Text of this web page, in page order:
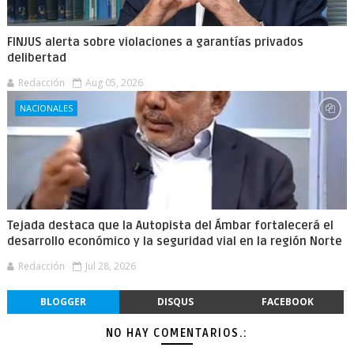
FINJUS alerta sobre violaciones a garantías privados
delibertad
Redacción Aug 05, 2026
NACIONALES
Tejada destaca que la Autopista del Ámbar fortalecerá el
desarrollo económico y la seguridad vial en la región Norte
Redacción Jul 28, 2026
BLOGGER DISQUS FACEBOOK
NO HAY COMENTARIOS.: